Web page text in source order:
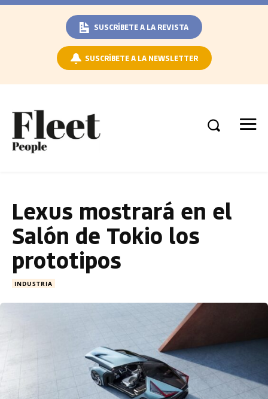
SUSCRÍBETE A LA REVISTA
SUSCRÍBETE A LA NEWSLETTER
Lexus mostrará en el
Salón de Tokio los
prototipos
INDUSTRIA